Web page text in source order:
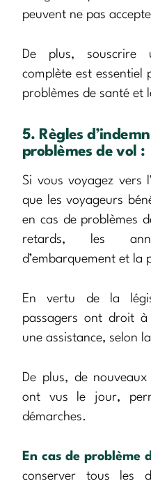
peuvent ne pas
De plus, souscrire
complète est essentiel
problèmes de santé et
5. Règles
problèmes de vol :
Si vous voyagez vers
que les voyageurs
en cas de problèmes
retards, les
d’embarquement et la
En vertu de la
passagers ont droit
une assistance, selon
De plus, de nouveaux
ont vus le jour,
démarches.
En cas de problème
conserver tous les